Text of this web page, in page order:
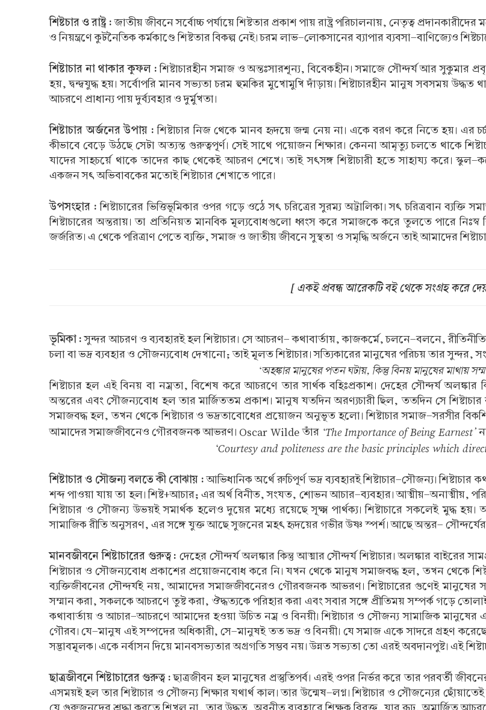
শিষ্টচার ও রাষ্ট্র :জাতীয় জীবনে সর্বোচ্চ পর্যায়ে শিষ্টতার প্রকাশ পায় রাষ্ট্র পরিচালনায়, নেতৃত্ব
ও নিয়ন্ত্রণে কুটনৈতিক কর্মকাণ্ডে শিষ্টতার বিকল্প নেই। চরম লাভ-লোকসানের ব্যাপার ব্যবসা-বাণিজ্যেও
শিষ্টাচার না থাকার কুফল :শিষ্টাচারহীন সমাজ ও অন্তঃসারশূন্য, বিবেকহীন। সমাজে সৌন্দর্য আর সুকুমার
হয়, দ্বন্দ্বযুদ্ধ হয়। সর্বোপরি মানব সভ্যতা চরম হুমকির মুখোমুখি দাঁড়ায়। শিষ্টাচারহীন মানুষ সবসময়
আচরণে প্রাধান্য পায় দুর্ব্যবহার ও দুর্মুখতা।
শিষ্টাচার অর্জনের উপায় : শিষ্টাচার নিজ থেকে মানব হৃদয়ে জন্ম নেয় না। একে বরণ করে নিতে হয়। এর
কীভাবে বেড়ে উঠছে সেটা অত্যন্ত গুরুত্বপূর্ণ। সেই সাথে পয়োজন শিক্ষার। কেননা আমৃত্যু চলতে থাকে
যাদের সাহচর্য়ে থাকে তাদের কাছ থেকেই আচরণ শেখে। তাই সৎসঙ্গ শিষ্টাচারী হতে সাহায্য করে। স্কুল-
একজন সৎ অভিবাবকের মতোই শিষ্টাচার শেখাতে পারে।
উপসংহার : শিষ্টাচারের ভিত্তিভূমিকার ওপর গড়ে ওঠে সৎ চরিত্রের সুরম্য অট্টালিকা। সৎ চরিত্রবান
শিষ্টাচারের অন্তরায়। তা প্রতিনিয়ত মানবিক মূল্যবোধগুলো ধ্বংস করে সমাজকে করে তুলতে পারে নিঃস্ব
জর্জরিত। এ থেকে পরিত্রাণ পেতে ব্যক্তি, সমাজ ও জাতীয় জীবনে সুস্থতা ও সমৃদ্ধি অর্জনে তাই আমাদের
[ একই প্রবন্ধ আরেকটি বই থেকে সংগ্রহ করে
ভূমিকা :সুন্দর আচরণ ও ব্যবহারই হল শিষ্টাচার। সে আচরণ- কথাবার্তায়, কাজকর্মে, চলনে-বলনে,
চলা বা ভদ্র ব্যবহার ও সৌজন্যবোধ দেখানো; তাই মূলত শিষ্টাচার। সত্যিকারের মানুষের পরিচয় তার
‘অহঙ্কার মানুষের পতন ঘটায়, কিন্তু বিনয় মানুষের মাথায়
শিষ্টাচার হল এই বিনয় বা নম্রতা, বিশেষ করে আচরণে তার সার্থক বহিঃপ্রকাশ। দেহের সৌন্দর্য অলঙ্কার
অন্তরের এবং সৌজন্যবোধ হল তার মার্জিততম প্রকাশ। মানুষ যতদিন অরণ্যচারী ছিল, ততদিন সে
সমাজবদ্ধ হল, তখন থেকে শিষ্টাচার ও ভদ্রতাবোধের প্রয়োজন অনুভূত হলো। শিষ্টাচার সমাজ-সরসীর
আমাদের সমাজজীবনেও গৌরবজনক আভরণ। Oscar Wilde তাঁর ‘The Importance of Being Earnest’
‘Courtesy and politeness are the basic principles which
শিষ্টাচার ও সৌজন্য বলতে কী বোঝায় :আভিধানিক অর্থে রুচিপূর্ণ ভদ্র ব্যবহারই শিষ্টাচার-সৌজন্য। শিষ্টাচার
শব্দ পাওয়া যায় তা হল। শিষ্ট+আচার; এর অর্থ বিনীত, সংযত, শোভন আচার-ব্যবহার। আত্মীয়-অনাত্মীয়,
শিষ্টাচার ও সৌজন্য উভয়ই সমার্থক হলেও দুয়ের মধ্যে রয়েছে সূক্ষ্ম পার্থক্য। শিষ্টাচারে সকলেই মুদ্ধ
সামাজিক রীতি অনুসরণ, এর সঙ্গে যুক্ত আছে সুজনের মহৎ হৃদয়ের গভীর উষ্ণ স্পর্শ। আছে অন্তর- সৌন্দর্যের
মানবজীবনে শিষ্টাচারের গুরুত্ব : দেহের সৌন্দর্য অলঙ্কার কিন্তু আত্মার সৌন্দর্য শিষ্টাচার। অলঙ্কার বাইরের
শিষ্টাচার ও সৌজন্যবোধ প্রকাশের প্রয়োজনবোধ করে নি। যখন থেকে মানুষ সমাজবদ্ধ হল, তখন থেকে
ব্যক্তিজীবনের সৌন্দর্যই নয়, আমাদের সমাজজীবনেরও গৌরবজনক আভরণ। শিষ্টাচারের গুণেই মানুষের
সম্মান করা, সকলকে আচরণে তুষ্ট করা, ঔদ্ধত্যকে পরিহার করা এবং সবার সঙ্গে প্রীতিময় সম্পর্ক গড়ে
কথাবার্তায় ও আচার-আচরণে আমাদের হওয়া উচিত নম্র ও বিনয়ী। শিষ্টাচার ও সৌজন্য সামাজিক
গৌরব। যে-মানুষ এই সম্পদের অধিকারী, সে-মানুষই তত ভদ্র ও বিনয়ী। যে সমাজ একে সাদরে গ্রহণ
সদ্ভাবমূলক। একে নর্বাসন দিয়ে মানবসভ্যতার অগ্রগতি সম্ভব নয়। উন্নত সভ্যতা তো এরই অবদানপুষ্ট। এই
ছাত্রজীবনে শিষ্টাচারের গুরুত্ব :ছাত্রজীবন হল মানুষের প্রস্তুতিপর্ব। এরই ওপর নির্ভর করে তার পরবর্তী
এসময়ই হল তার শিষ্টাচার ও সৌজন্য শিক্ষার যথার্থ কাল। তার উন্মেষ-লগ্ন। শিষ্টাচার ও সৌজন্যের